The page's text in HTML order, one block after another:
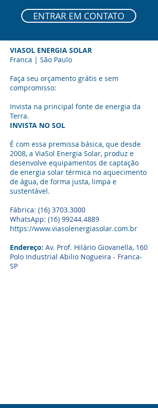
ENTRAR EM CONTATO
VIASOL ENERGIA SOLAR
Franca | São Paulo
Faça seu orçamento grátis e sem
compromisso:
Invista na principal fonte de energia da
Terra.
INVISTA NO SOL
É com essa premissa básica, que desde
2008, a ViaSol Energia Solar, produz e
desenvolve equipamentos de captação
de energia solar térmica no aquecimento
de água, de forma justa, limpa e
sustentável.
Fábrica: (16) 3703.3000
WhatsApp: (16) 99244.4889
https://www.viasolenergiasolar.com.br
Endereço: Av. Prof. Hilário Giovanella, 160
Polo Industrial Abilio Nogueira - Franca-
SP